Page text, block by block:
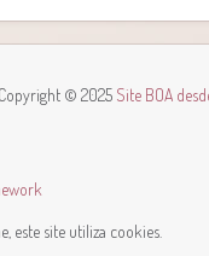
© 2025 Site BOA
este site utiliza cookies.